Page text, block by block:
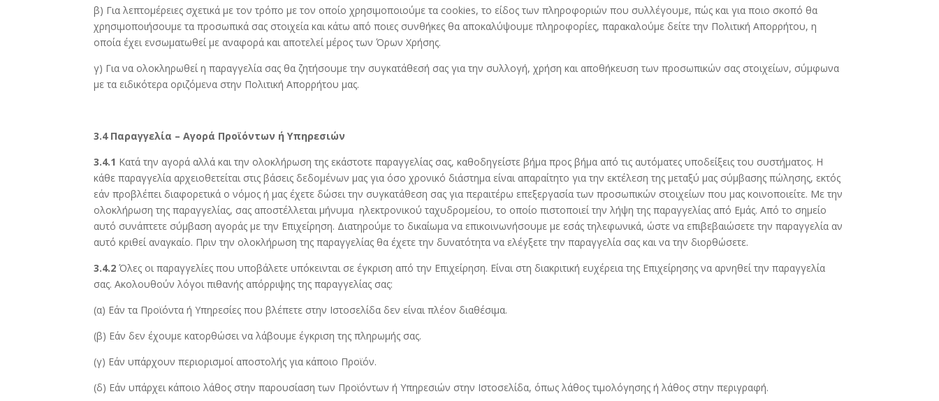
β) Για λεπτομέρειες σχετικά με τον τρόπο με τον οποίο χρησιμοποιούμε τα cookies, το είδος των πληροφοριών που συλλέγουμε, πώς και για ποιο σκοπό θα
χρησιμοποιήσουμε τα προσωπικά σας στοιχεία και κάτω από ποιες συνθήκες θα αποκαλύψουμε πληροφορίες, παρακαλούμε δείτε την Πολιτική Απορρήτου, η
οποία έχει ενσωματωθεί με αναφορά και αποτελεί μέρος των Όρων Χρήσης.
γ) Για να ολοκληρωθεί η παραγγελία σας θα ζητήσουμε την συγκατάθεσή σας για την συλλογή, χρήση και αποθήκευση των προσωπικών σας στοιχείων, σύμφωνα
με τα ειδικότερα οριζόμενα στην Πολιτική Απορρήτου μας.
3.4 Παραγγελία – Αγορά Προϊόντων ή Υπηρεσιών
3.4.1 Κατά την αγορά αλλά και την ολοκλήρωση της εκάστοτε παραγγελίας σας, καθοδηγείστε βήμα προς βήμα από τις αυτόματες υποδείξεις του συστήματος. Η
κάθε παραγγελία αρχειοθετείται στις βάσεις δεδομένων μας για όσο χρονικό διάστημα είναι απαραίτητο για την εκτέλεση της μεταξύ μας σύμβασης πώλησης, εκτός
εάν προβλέπει διαφορετικά ο νόμος ή μας έχετε δώσει την συγκατάθεση σας για περαιτέρω επεξεργασία των προσωπικών στοιχείων που μας κοινοποιείτε. Με την
ολοκλήρωση της παραγγελίας, σας αποστέλλεται μήνυμα ηλεκτρονικού ταχυδρομείου, το οποίο πιστοποιεί την λήψη της παραγγελίας από Εμάς. Από το σημείο
αυτό συνάπτετε σύμβαση αγοράς με την Επιχείρηση. Διατηρούμε το δικαίωμα να επικοινωνήσουμε με εσάς τηλεφωνικά, ώστε να επιβεβαιώσετε την παραγγελία αν
αυτό κριθεί αναγκαίο. Πριν την ολοκλήρωση της παραγγελίας θα έχετε την δυνατότητα να ελέγξετε την παραγγελία σας και να την διορθώσετε.
3.4.2 Όλες οι παραγγελίες που υποβάλετε υπόκεινται σε έγκριση από την Επιχείρηση. Είναι στη διακριτική ευχέρεια της Επιχείρησης να αρνηθεί την παραγγελία
σας. Ακολουθούν λόγοι πιθανής απόρριψης της παραγγελίας σας:
(α) Εάν τα Προϊόντα ή Υπηρεσίες που βλέπετε στην Ιστοσελίδα δεν είναι πλέον διαθέσιμα.
(β) Εάν δεν έχουμε κατορθώσει να λάβουμε έγκριση της πληρωμής σας.
(γ) Εάν υπάρχουν περιορισμοί αποστολής για κάποιο Προϊόν.
(δ) Εάν υπάρχει κάποιο λάθος στην παρουσίαση των Προϊόντων ή Υπηρεσιών στην Ιστοσελίδα, όπως λάθος τιμολόγησης ή λάθος στην περιγραφή.